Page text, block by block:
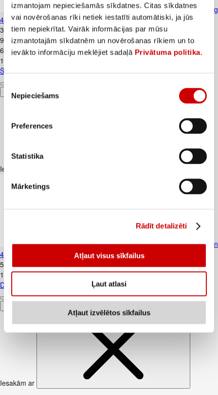
izmantojam nepieciešamās sīkdatnes. Citas sīkdatnes
vai novērošanas rīki netiek iestatīti automātiski, ja jūs
tiem nepiekrītat. Vairāk informācijas par mūsu
izmantotajām sīkdatnēm un novērošanas rīkiem un to
ievākto informāciju meklējiet sadaļā Privātuma politika.
Piekrišanas
izvēle
Nepieciešams
Preferences
Statistika
Mārketings
Rādīt detalizēti
Atļaut visus sīkfailus
Ļaut atlasi
Atļaut izvēlētos sīkfailus
Šampūns PANTENE Thick&Strong
400ml
3
99€
9,98€/l
6
99€
17,48€/l
Šampūns PANTENE Thick&Strong 400ml
Pievienot
Iesakām ar
Dušas želeja OLD SPICE Captain
400ml
5
99€
14,98€/l
Dušas želeja OLD SPICE Captain 400ml
Iesakām ar